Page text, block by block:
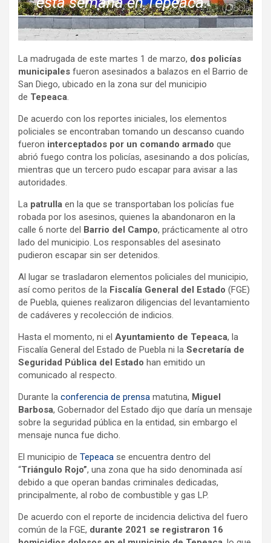
La madrugada de este martes 1 de marzo, dos policías
municipales fueron asesinados a balazos en el Barrio de
San Diego, ubicado en la zona sur del municipio
de Tepeaca.
De acuerdo con los reportes iniciales, los elementos
policiales se encontraban tomando un descanso cuando
fueron interceptados por un comando armado que
abrió fuego contra los policías, asesinando a dos policías,
mientras que un tercero pudo escapar para avisar a las
autoridades.
La patrulla en la que se transportaban los policías fue
robada por los asesinos, quienes la abandonaron en la
calle 6 norte del Barrio del Campo, prácticamente al otro
lado del municipio. Los responsables del asesinato
pudieron escapar sin ser detenidos.
Al lugar se trasladaron elementos policiales del municipio,
así como peritos de la Fiscalía General del Estado (FGE)
de Puebla, quienes realizaron diligencias del levantamiento
de cadáveres y recolección de indicios.
Hasta el momento, ni el Ayuntamiento de Tepeaca, la
Fiscalía General del Estado de Puebla ni la Secretaría de
Seguridad Pública del Estado han emitido un
comunicado al respecto.
Durante la conferencia de prensa matutina, Miguel
Barbosa, Gobernador del Estado dijo que daría un mensaje
sobre la seguridad pública en la entidad, sin embargo el
mensaje nunca fue dicho.
El municipio de Tepeaca se encuentra dentro del
“Triángulo Rojo”, una zona que ha sido denominada así
debido a que operan bandas criminales dedicadas,
principalmente, al robo de combustible y gas LP.
De acuerdo con el reporte de incidencia delictiva del fuero
común de la FGE, durante 2021 se registraron 16